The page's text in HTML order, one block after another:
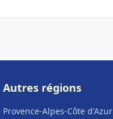
Autres régions
Provence-Alpes-Côte d'Azur